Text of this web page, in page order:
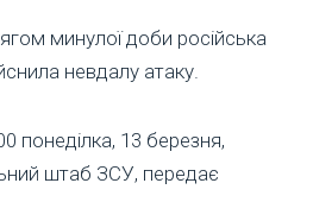
минулої доби російська
невдалу атаку.
понеділка, 13 березня,
штаб ЗСУ, передає